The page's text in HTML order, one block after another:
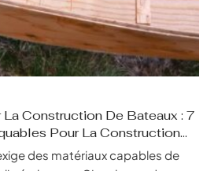
Construction De Bateaux : 7
Pour La Construction
des matériaux capables de